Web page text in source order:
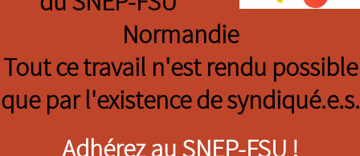
Normandie
Tout ce travail n'est rendu possible
que par l'existence de syndiqué.e.s.